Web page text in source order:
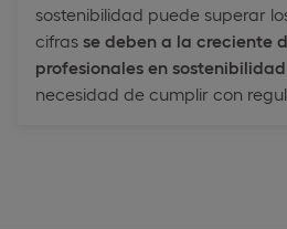
sostenibilidad puede superar
cifras se deben a la creciente
profesionales en sostenibilidad
necesidad de cumplir con